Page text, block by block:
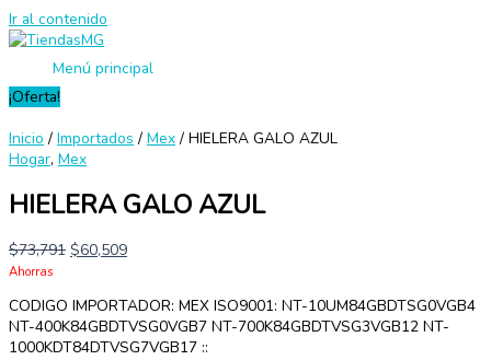
Ir al contenido
Menú principal
¡Oferta!
Inicio / Importados / Mex / HIELERA GALO AZUL
Hogar, Mex
HIELERA GALO AZUL
$73,791 $60,509
Ahorras
CODIGO IMPORTADOR: MEX ISO9001: NT-10UM84GBDTSG0VGB4
NT-400K84GBDTVSG0VGB7 NT-700K84GBDTVSG3VGB12 NT-
1000KDT84DTVSG7VGB17 ::